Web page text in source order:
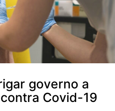
governo a
Covid-19